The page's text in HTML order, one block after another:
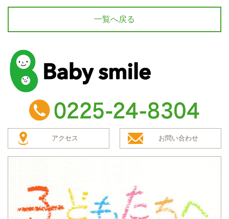
一覧へ戻る
baby smile
TEL：0225-24-8304
アクセス お問い合わせ